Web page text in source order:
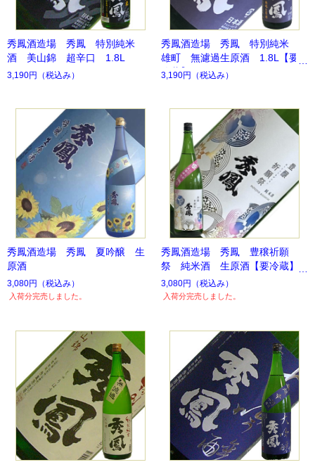
秀鳳酒造場 秀鳳 特別純米
酒 美山錦 超辛口 1.8L
3,190円 （税込み）
秀鳳酒造場 秀鳳 特別純米
雄町 無濾過生原酒 1.8L【要
冷蔵】
3,190円 （税込み）
秀鳳酒造場 秀鳳 夏吟醸 生
原酒
3,080円 （税込み）
入荷分完売しました。
秀鳳酒造場 秀鳳 豊穣祈願
祭 純米酒 生原酒【要冷蔵】
3,080円 （税込み）
入荷分完売しました。